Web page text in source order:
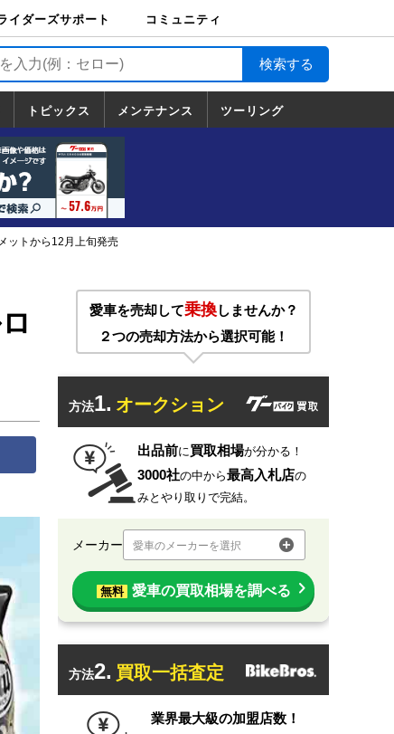
イダーズサポート
イダーズサポート
イク輸送
イクガレージライ
イク車両保険
ードサービス
イク試乗
コミュニティ
トピックス
トピックス
一覧
ホンダ
ヤマハ
スズキ
カワサキ
ハーレーダ
ビッドソン
BMW
ドゥカティ
トライアン
フ
メンテナンス ツーリング
ットから12月上旬発売
愛車を売却して乗換しませんか？
２つの売却方法から選択可能！
方法1. オークション
出品前に買取相場が分かる！
3000社の中から最高入札店の
みとやり取りで完結。
メーカー 愛車のメーカーを選択
無料 愛車の買取相場を調べる
方法2. 買取一括査定
業界最大級の加盟店数！